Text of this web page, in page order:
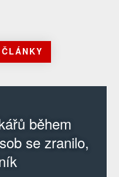
během
se zranilo,